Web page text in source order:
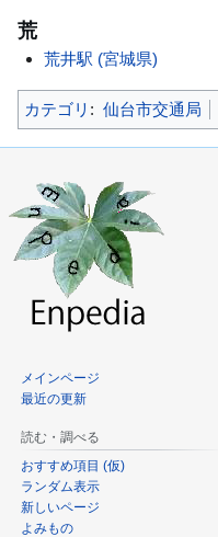
荒
荒井駅 (宮城県)
カテゴリ : 仙台市交通局
メインページ
最近の更新
読む・調べる
おすすめ項目 (仮)
ランダム表示
新しいページ
よみもの